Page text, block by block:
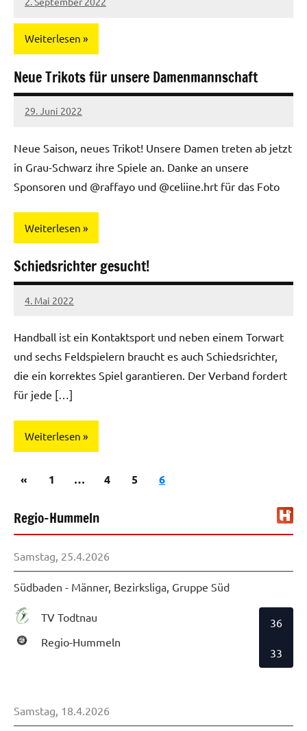
Regio-
Hummeln
Weiterlesen
Herren
Neue Trikots für unsere Damenmannschaft
29. Juni 2022
Regio-
Neue Saison, neues Trikot! Unsere Damen treten ab jetzt
in Grau-Schwarz ihre Spiele an. Danke an unsere
Sponsoren und @raffayo und @celiine.hrt für das Foto
Weiterlesen
Herren
Schiedsrichter gesucht!
4. Mai 2022
Regio-
Handball ist ein Kontaktsport und neben einem Torwart
und sechs Feldspielern braucht es auch Schiedsrichter,
die ein korrektes Spiel garantieren. Der Verband fordert
für jede […]
Weiterlesen
Verein
Seitennummerierung
Beiträge
«Vorherige
1 … 4 5 6
Regio-Hummeln
Samstag, 25.4.2026
Südbaden - Männer, Bezirksliga, Gruppe Süd
TV Todtnau
Regio-Hummeln
36
33
Samstag, 18.4.2026